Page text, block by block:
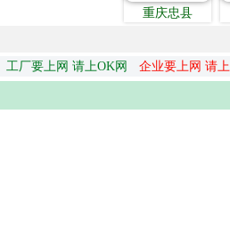
重庆忠县
工厂要上网 请上OK网
企业要上网 请